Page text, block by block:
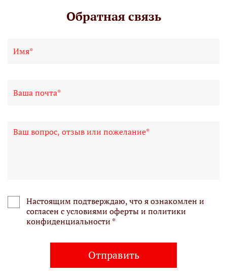
Обратная связь
Настоящим подтверждаю, что я ознакомлен и
согласен с условиями оферты и политики
конфиденциальности *
Отправить